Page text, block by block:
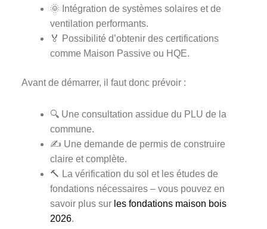
🌞 Intégration de systèmes solaires et de
ventilation performants.
🏅 Possibilité d’obtenir des certifications
comme Maison Passive ou HQE.
Avant de démarrer, il faut donc prévoir :
🔍 Une consultation assidue du PLU de la
commune.
✍️ Une demande de permis de construire
claire et complète.
🔨 La vérification du sol et les études de
fondations nécessaires – vous pouvez en
savoir plus sur les fondations maison bois
2026.